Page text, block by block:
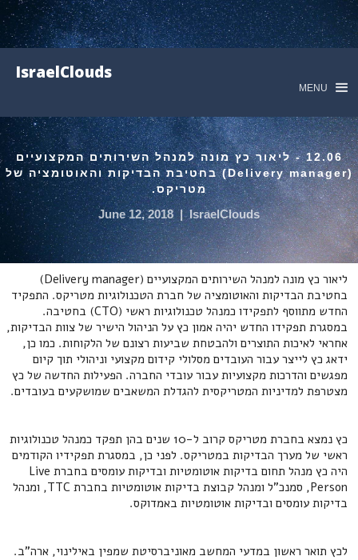
IsraelClouds
MENU
12.06 - ליאור כץ מונה למנהל השירותים המקצועיים
(Delivery manager) בחטיבת הבדיקות והאוטומציה של
מטריקס.
IsraelClouds
|
June 12, 2018
ליאור כץ מונה למנהל השירותים המקצועיים (Delivery manager)
בחטיבת הבדיקות והאוטומציה של חברת הטכנולוגיות מטריקס. התפקיד
החדש מתווסף לתפקידו כמנהל טכנולוגיות ראשי (CTO) בחטיבה.
במסגרת תפקידו החדש יהיה אמון כץ על הניהול הישיר של צוות הבדיקות,
אחראי לאיכות התוצרים ולהבטחת שביעות רצונם של הלקוחות. כמו כן,
ידאג כץ לייצר עבור העובדים מסלולי קידום מקצועי וניהולי תוך קיום
מפגשים והדרכות מקצועיות עבור עובדי החברה. הפעילות החדשה של כץ
מצטרפת למדיניות המטריקסית להגדלת המשאבים שמושקעים בעובדים.
כץ נמצא בחברת מטריקס קרוב ל-10 שנים בהן תפקד כמנהל טכנולוגיות
ראשי של מערך הבדיקות במטריקס. לפני כן, במסגרת תפקידיו הקודמים
היה כץ מנהל תחום בדיקות אוטומטיות ובדיקות עומסים בחברת Live
Person, סמנכ"ל ומנהל קבוצת בדיקות אוטומטיות בחברת TTC, ומנהל
בדיקות עומסים ובדיקות אוטומטיות באמדוקס.
לכץ תואר ראשון במדעי המחשב מאוניברסיטת שמפין באילינוי, ארה"ב.